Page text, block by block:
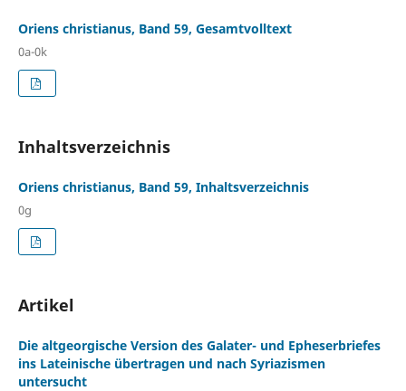
Oriens christianus, Band 59, Gesamtvolltext
0a-0k
Inhaltsverzeichnis
Oriens christianus, Band 59, Inhaltsverzeichnis
0g
Artikel
Die altgeorgische Version des Galater- und Epheserbriefes
ins Lateinische übertragen und nach Syriazismen
untersucht